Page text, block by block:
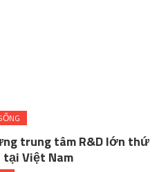
tâm R&D lớn thứ ba thế giới tại
Với định hướng tập […]